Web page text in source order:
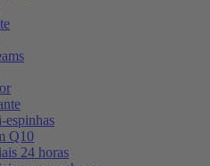
espinhas
Q10
24 horas